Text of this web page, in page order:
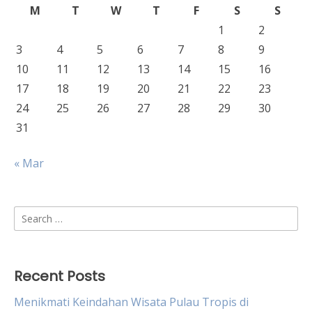
M
T W T F S
S
1
2
3
4 5 6 7 8
9
10
11 12 13 14 15
16
17
18 19 20 21 22
23
24
25 26 27 28 29
30
31
« Mar
Search
for:
Recent Posts
Menikmati Keindahan Wisata Pulau Tropis di